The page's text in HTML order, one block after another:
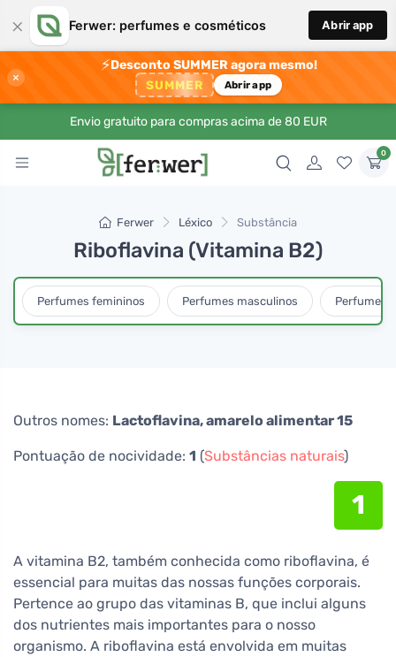
× Ferwer: perfumes e cosméticos Abrir app
×
⚡Desconto SUMMER agora mesmo!
SUMMER Abrir app
Envio gratuito para compras acima de 80 EUR
0
Ferwer Léxico Substância
Riboflavina (Vitamina B2)
Perfumes femininos Perfumes masculinos Perfumes
Outros nomes: Lactoflavina, amarelo alimentar 15
Pontuação de nocividade: 1 (Substâncias naturais)
1
A vitamina B2, também conhecida como riboflavina, é
essencial para muitas das nossas funções corporais.
Pertence ao grupo das vitaminas B, que inclui alguns
dos nutrientes mais importantes para o nosso
organismo. A riboflavina está envolvida em muitas